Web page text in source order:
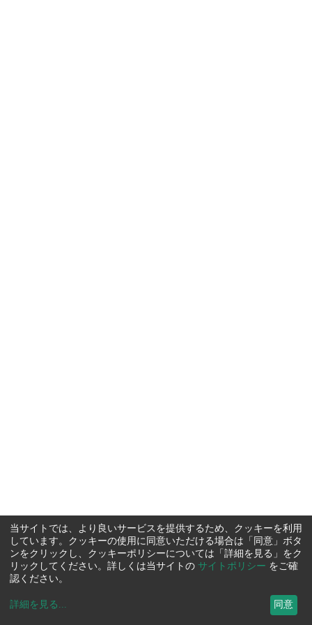
当サイトでは、より良いサービスを提供するため、クッキーを利用
しています。クッキーの使用に同意いただける場合は「同意」ボタ
ンをクリックし、クッキーポリシーについては「詳細を見る」をク
リックしてください。詳しくは当サイトの サイトポリシー をご確
認ください。
詳細を見る ... 同意